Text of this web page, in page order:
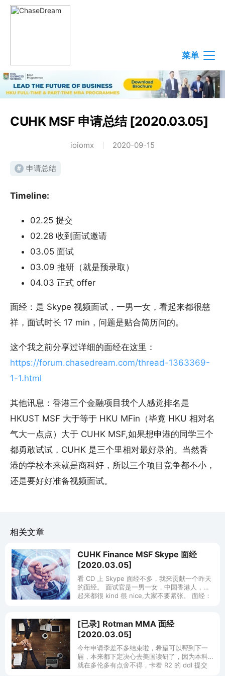
菜单
CUHK MSF 申请总结 [2020.03.05]
ioiomx 2020-09-15
# 申请总结
Timeline:
02.25 提交
02.28 收到面试邀请
03.05 面试
03.09 推研（就是预录取）
04.03 正式 offer
面经：是 Skype 视频面试，一男一女，看起来都很慈
祥，面试时长 17 min，问题是贴合简历问的。
这个我之前分享过详细的面经在这里：
https://forum.chasedream.com/thread-1363369-
1-1.html
其他讯息：香港三个金融项目我个人感觉排名是
HKUST MSF 大于等于 HKU MFin（毕竟 HKU 相对名
气大一点点）大于 CUHK MSF,如果想申港的同学三个
都勇敢试试，CUHK 是三个里相对最好录的。当然香
港的学校本来就是商科好，所以三个项目竞争都不小，
还是要好好准备视频面试。
相关文章
CUHK Finance MSF Skype 面经
[2020.03.05]
看 CD 上 Skype 面经不多，我来贡献一个昨天
的面经。 面试官是一男一女，中国香港人，看
起来都很 kind 很 nice,大家不要紧张。 面经：
[已录] Rotman MMA 面经
[2020.03.05]
今年申请季差不多结束啦，希望可以帮到下一
届，本来都下定决心去美国读研了，因为本科
就在多伦多有点舍不得，卡着 R2 的 ddl 提交